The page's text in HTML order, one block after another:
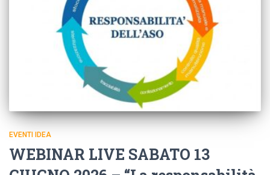
EVENTI IDEA
WEBINAR LIVE SABATO 13